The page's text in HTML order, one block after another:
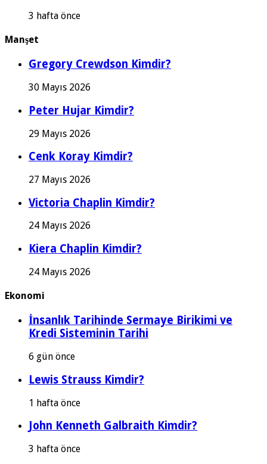
3 hafta önce
Manşet
Gregory Crewdson Kimdir?
30 Mayıs 2026
Peter Hujar Kimdir?
29 Mayıs 2026
Cenk Koray Kimdir?
27 Mayıs 2026
Victoria Chaplin Kimdir?
24 Mayıs 2026
Kiera Chaplin Kimdir?
24 Mayıs 2026
Ekonomi
İnsanlık Tarihinde Sermaye Birikimi ve
Kredi Sisteminin Tarihi
6 gün önce
Lewis Strauss Kimdir?
1 hafta önce
John Kenneth Galbraith Kimdir?
3 hafta önce